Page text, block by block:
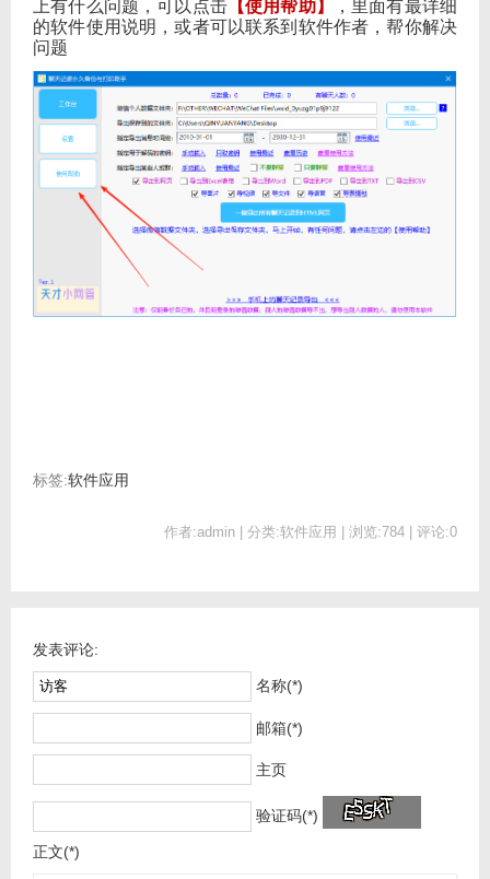
上有什么问题，可以点击【使用帮助】
，里面有最详细
的软件使用说明，或者可以联系到软件作者，帮你解决
问题
标签:软件应用
作者:admin | 分类:软件应用 | 浏览:784 | 评论:0
发表评论:
名称(*)
邮箱(*)
主页
验证码(*)
正文(*)